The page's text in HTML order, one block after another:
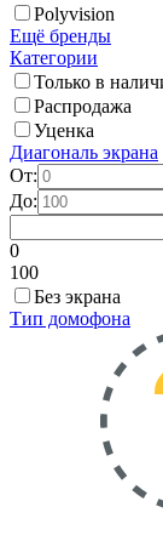
Polyvision
Ещё бренды
Категории
Только в
Распродажа
Уценка
Диагональ экрана
От:
До:
0
100
Без экрана
Тип домофона